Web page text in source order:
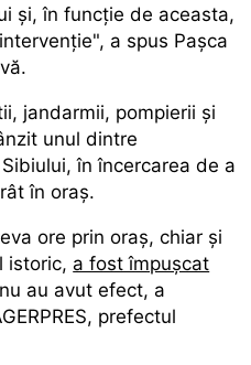
și, în funcție de aceasta,
a spus Pașca
jandarmii, pompierii și
unul dintre
în încercarea de a
în oraș.
ore prin oraș, chiar și
istoric, a fost împușcat
au avut efect, a
prefectul